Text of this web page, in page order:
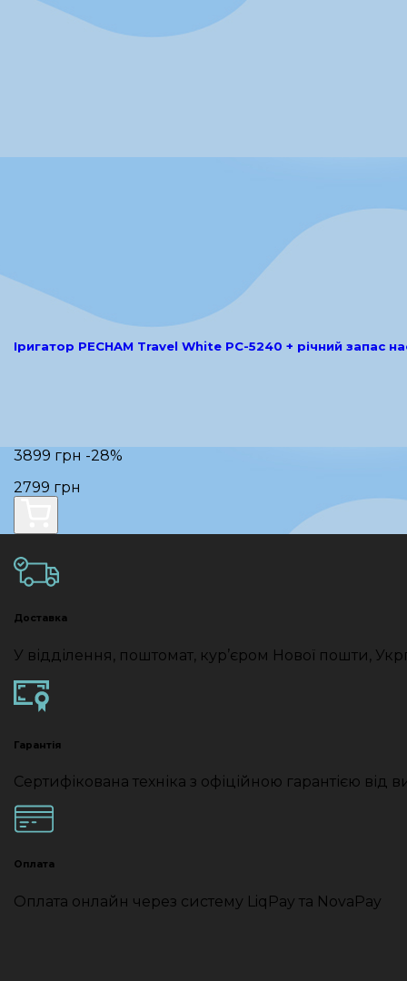
Іригатор PECHAM Travel White PC-5240 + річний запас
3899 грн -28%
2799 грн
Доставка
У відділення, поштомат, кур’єром Нової пошти,
Гарантія
Сертифікована техніка з офіційною гарантією від
Оплата
Оплата онлайн через систему LiqPay та NovaPay